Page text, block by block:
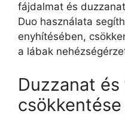
fájdalmat és
Duo használata
enyhítésében,
a lábak
Duzzanat és
csökkentése